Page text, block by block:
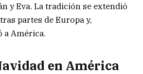
y Eva. La tradición se extendió
partes de Europa y,
a América.
en América